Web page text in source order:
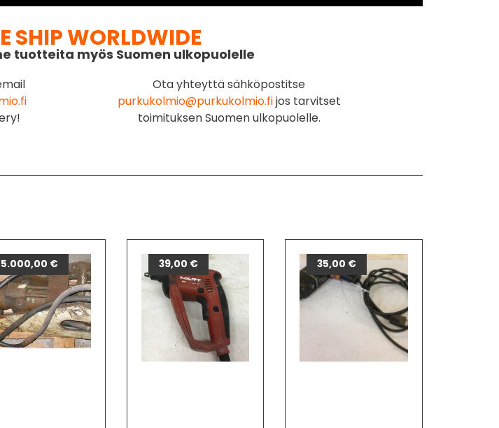
SHIP WORLDWIDE
tuotteita myös Suomen ulkopuolelle
Ota yhteyttä sähköpostitse
purkukolmio@purkukolmio.fijos tarvitset
toimituksen Suomen ulkopuolelle.
5.000,00 € 39,00 € 35,00 €